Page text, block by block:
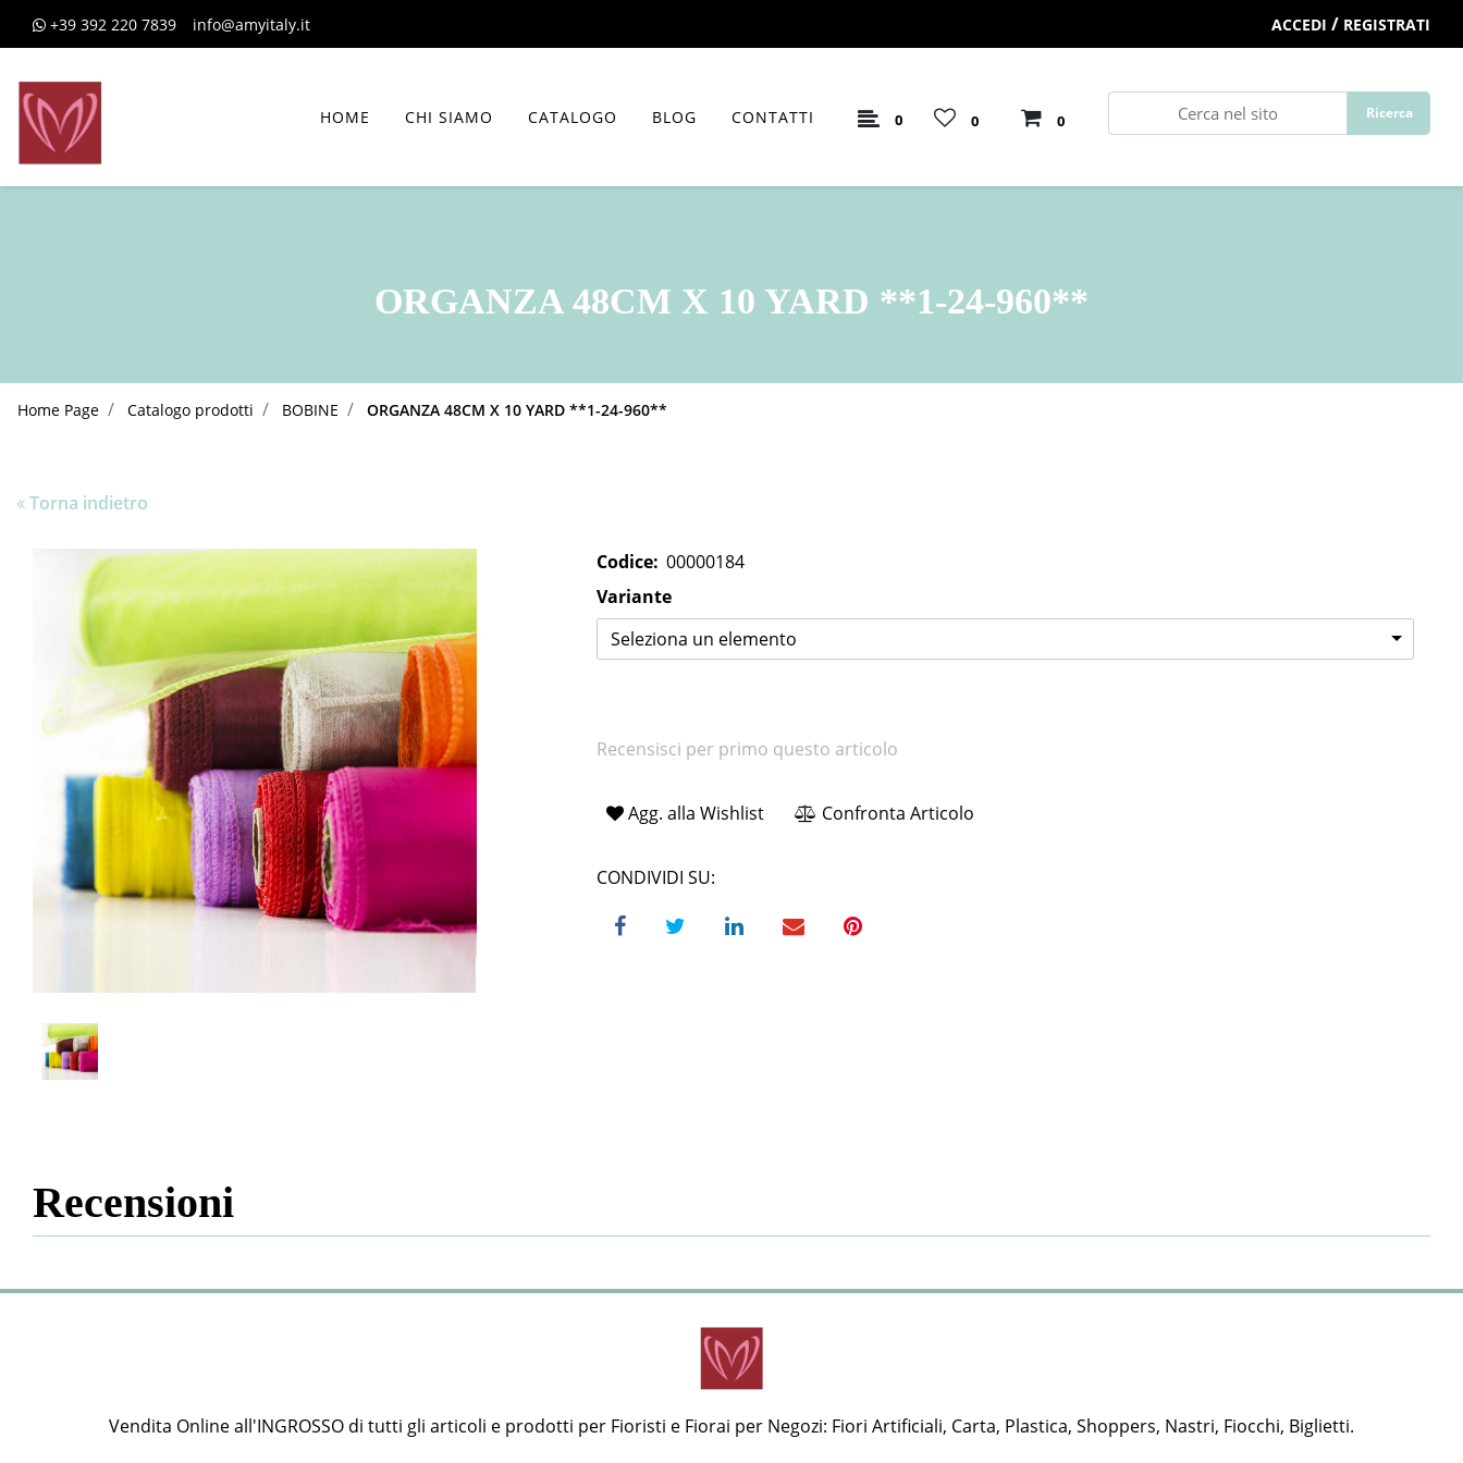
+39 392 220 7839 info@amyitaly.it ACCEDI / REGISTRATI
HOME CHI SIAMO CATALOGO BLOG CONTATTI 0 0 0
ORGANZA 48CM X 10 YARD **1-24-960**
Home Page Catalogo prodotti BOBINE ORGANZA 48CM X 10 YARD **1-24-960**
Torna indietro
Codice: 00000184
Variante
Seleziona un elemento
Recensisci per primo questo articolo
Agg. alla Wishlist Confronta Articolo
CONDIVIDI SU:
Recensioni
Vendita Online all'INGROSSO di tutti gli articoli e prodotti per Fioristi e Fiorai per Negozi: Fiori Artificiali, Carta, Plastica, Shoppers, Nastri, Fiocchi, Biglietti.